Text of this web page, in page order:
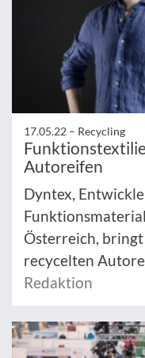
17.05.22 – Recycling
Autoreifen
Dyntex,
Österreich,
recycelten
Redaktion